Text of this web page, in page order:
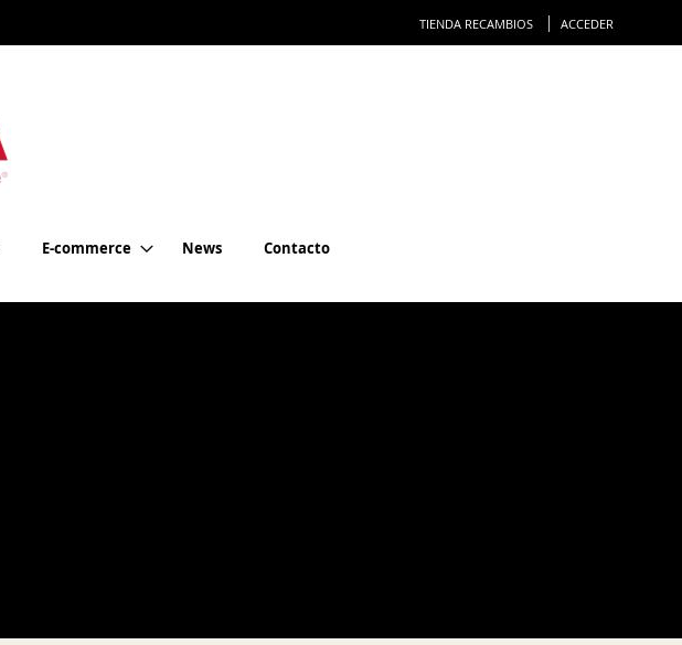
TIENDA RECAMBIOS ACCEDER
al
E-commerce News Contacto